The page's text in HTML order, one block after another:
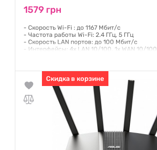
1579 грн
- Скорость Wi-Fi : до 1167 Мбит/с
- Частота работы Wi-Fi: 2.4 ГГц, 5 ГГц
- Скорость LAN портов: до 100 Мбит/с
- Интерфейсы: 4x LAN 10/100, 1x WAN 10/100
Скидка в корзине